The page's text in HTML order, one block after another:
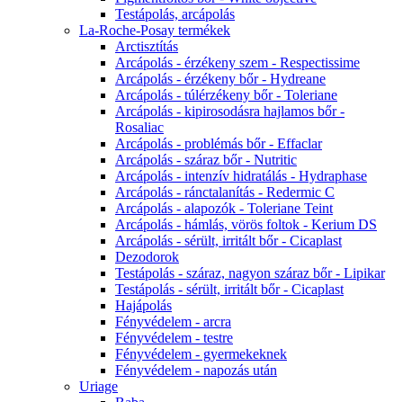
Testápolás, arcápolás
La-Roche-Posay termékek
Arctisztítás
Arcápolás - érzékeny szem - Respectissime
Arcápolás - érzékeny bőr - Hydreane
Arcápolás - túlérzékeny bőr - Toleriane
Arcápolás - kipirosodásra hajlamos bőr -
Rosaliac
Arcápolás - problémás bőr - Effaclar
Arcápolás - száraz bőr - Nutritic
Arcápolás - intenzív hidratálás - Hydraphase
Arcápolás - ránctalanítás - Redermic C
Arcápolás - alapozók - Toleriane Teint
Arcápolás - hámlás, vörös foltok - Kerium DS
Arcápolás - sérült, irritált bőr - Cicaplast
Dezodorok
Testápolás - száraz, nagyon száraz bőr - Lipikar
Testápolás - sérült, irritált bőr - Cicaplast
Hajápolás
Fényvédelem - arcra
Fényvédelem - testre
Fényvédelem - gyermekeknek
Fényvédelem - napozás után
Uriage